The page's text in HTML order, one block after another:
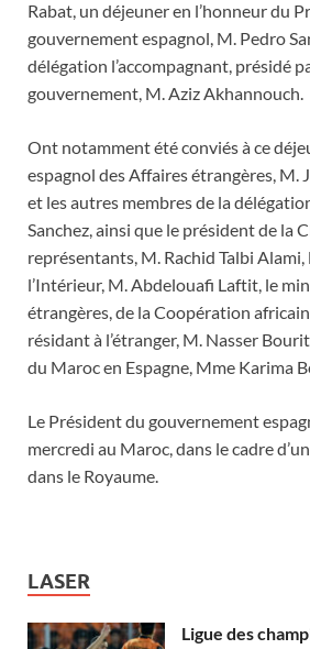
Rabat, un déjeuner en l’honneur du
gouvernement espagnol, M. Pedro
délégation l’accompagnant, présidé
gouvernement, M. Aziz Akhannouch.
Ont notamment été conviés à ce
espagnol des Affaires étrangères, M.
et les autres membres de la
Sanchez, ainsi que le président de la
représentants, M. Rachid Talbi
l’Intérieur, M. Abdelouafi Laftit, le
étrangères, de la Coopération
résidant à l’étranger, M. Nasser
du Maroc en Espagne, Mme Karima
Le Président du gouvernement
mercredi au Maroc, dans le cadre
dans le Royaume.
LASER
Ligue des